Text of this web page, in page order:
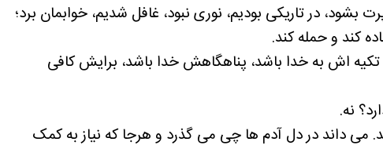
در تاریکی بودیم، نوری نبود، غافل شدیم، خوابمان برد؛
کند و حمله کند.
اش به خدا باشد، پناهگاهش خدا باشد، برایش کافی
نه.
می داند در دل آدم ها چی می گذرد و هرجا که نیاز به کمک